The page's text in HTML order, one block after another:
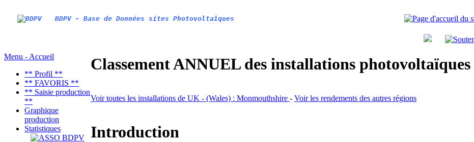
BDPV - Base de Données sites Photovoltaïques
Menu - Accueil
** Profil **
** FAVORIS **
** Saisie production
**
Graphique
production
Statistiques
Classement ANNUEL des installations photovoltaïques
Voir toutes les installations de UK - (Wales) : Monmouthshire - Voir les rendements des autres régions
Introduction